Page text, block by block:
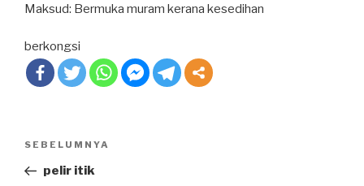
Maksud: Bermuka muram kerana kesedihan
berkongsi
Post
Previous
Post
SEBELUMNYA
pelir itik